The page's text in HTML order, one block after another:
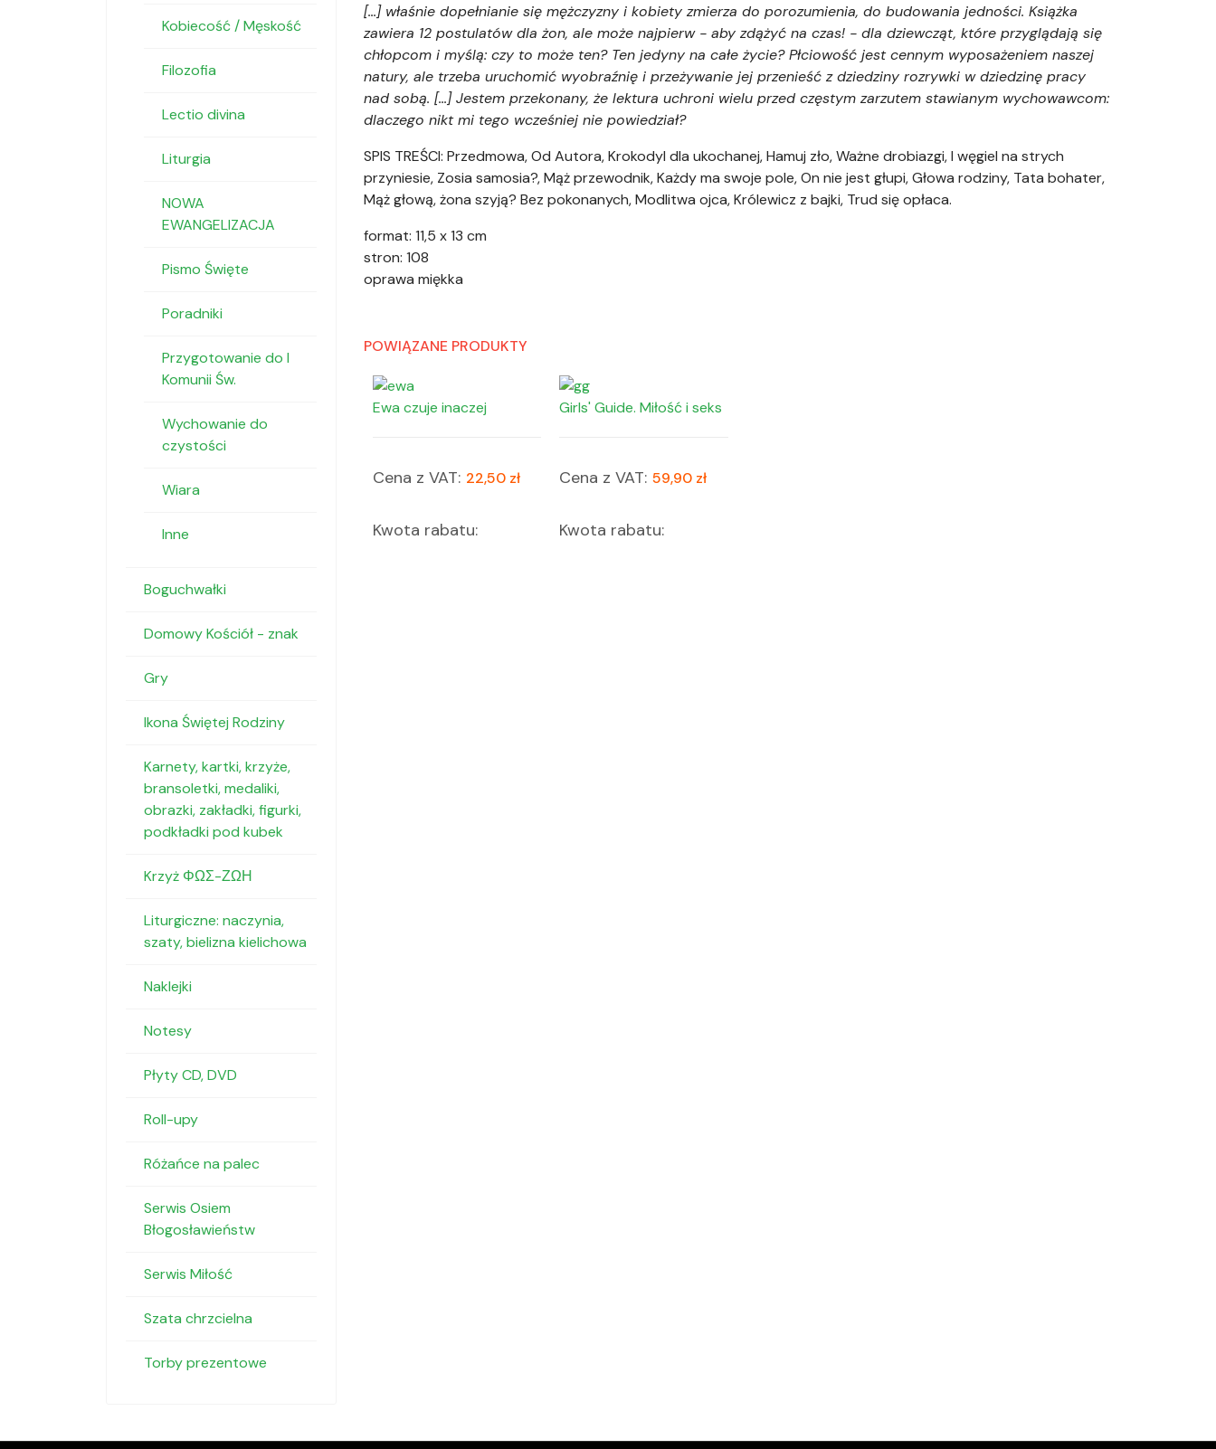
Kobiecość / Męskość
Filozofia
Lectio divina
Liturgia
NOWA
EWANGELIZACJA
Pismo Święte
Poradniki
Przygotowanie do I
Komunii Św.
Wychowanie do
czystości
Wiara
Inne
Boguchwałki
Domowy Kościół - znak
Gry
Ikona Świętej Rodziny
Karnety, kartki, krzyże,
bransoletki, medaliki,
obrazki, zakładki, figurki,
podkładki pod kubek
Krzyż ΦΩΣ-ΖΩΗ
Liturgiczne: naczynia,
szaty, bielizna kielichowa
Naklejki
Notesy
Płyty CD, DVD
Roll-upy
Różańce na palec
Serwis Osiem
Błogosławieństw
Serwis Miłość
Szata chrzcielna
Torby prezentowe
[...] właśnie dopełnianie się mężczyzny i kobiety zmierza do porozumienia, do budowania jedności. Książka
zawiera 12 postulatów dla żon, ale może najpierw - aby zdążyć na czas! - dla dziewcząt, które przyglądają się
chłopcom i myślą: czy to może ten? Ten jedyny na całe życie? Płciowość jest cennym wyposażeniem naszej
natury, ale trzeba uruchomić wyobraźnię i przeżywanie jej przenieść z dziedziny rozrywki w dziedzinę pracy
nad sobą. [...] Jestem przekonany, że lektura uchroni wielu przed częstym zarzutem stawianym wychowawcom:
dlaczego nikt mi tego wcześniej nie powiedział?
SPIS TREŚCI: Przedmowa, Od Autora, Krokodyl dla ukochanej, Hamuj zło, Ważne drobiazgi, I węgiel na strych
przyniesie, Zosia samosia?, Mąż przewodnik, Każdy ma swoje pole, On nie jest głupi, Głowa rodziny, Tata bohater,
Mąż głową, żona szyją? Bez pokonanych, Modlitwa ojca, Królewicz z bajki, Trud się opłaca.
format: 11,5 x 13 cm
stron: 108
oprawa miękka
POWIĄZANE PRODUKTY
Ewa czuje inaczej
Cena z VAT: 22,50 zł
Kwota rabatu:
Girls' Guide. Miłość i seks
Cena z VAT: 59,90 zł
Kwota rabatu: